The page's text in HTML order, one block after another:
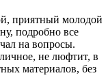
приятный молодой
подробно все
на вопросы.
не люфтит, в
материалов, без